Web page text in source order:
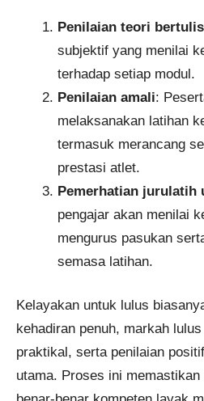
Penilaian teori bertulis
subjektif yang menilai
terhadap setiap modul.
Penilaian amali:
melaksanakan latihan
termasuk merancang
prestasi atlet.
Pemerhatian jurulatih
pengajar akan menilai
mengurus pasukan
semasa latihan.
Kelayakan untuk lulus
kehadiran penuh, markah
praktikal, serta penilaian
utama. Proses ini